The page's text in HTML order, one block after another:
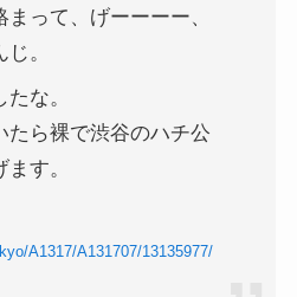
って、げーーーー、
。
な。
たら裸で渋谷のハチ公
す。
A1317/A131707/13135977/